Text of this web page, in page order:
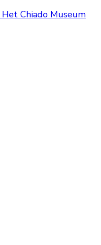
Het Chiado Museum